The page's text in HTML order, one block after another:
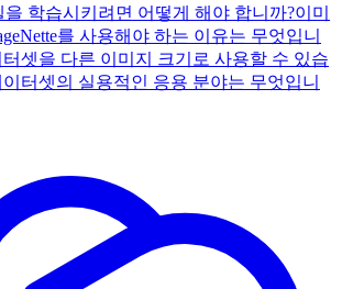
학습시키려면 어떻게 해야 합니까?이미
를 사용해야 하는 이유는 무엇입니
터셋을 다른 이미지 크기로 사용할 수 있습
이터셋의 실용적인 응용 분야는 무엇입니